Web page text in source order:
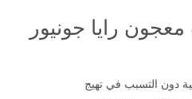
رايا جونيور
دون التسبب في تهيج